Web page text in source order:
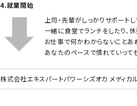
4.就業開始
上司・先輩がしっかりサポート
一緒に食堂でランチをしたり、
お仕事で何かわからないことあ
あなたのペースで慣れていって
株式会社エキスパートパワーシズオカ メディ